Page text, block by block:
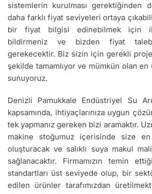
sistemlerin kurulması gerektiğinden
daha farklı fiyat seviyeleri ortaya
bir fiyat bilgisi edinebilmek için
bildirmeniz ve bizden fiyat
gerekecektir. Biz sizin için gerekli
şekilde tamamlıyor ve mümkün olan en
sunuyoruz.
Denizli Pamukkale Endüstriyel Su
kapsamında, ihtiyaçlarınıza uygun
tek yapmanız gereken bizi aramaktır.
makine stoğumuz içerisinde size
oluşturacak ve salıklı suya makul
sağlanacaktır. Firmamızın temin
standartları üst seviyede olup, bir
edilen ürünler tarafımızdan